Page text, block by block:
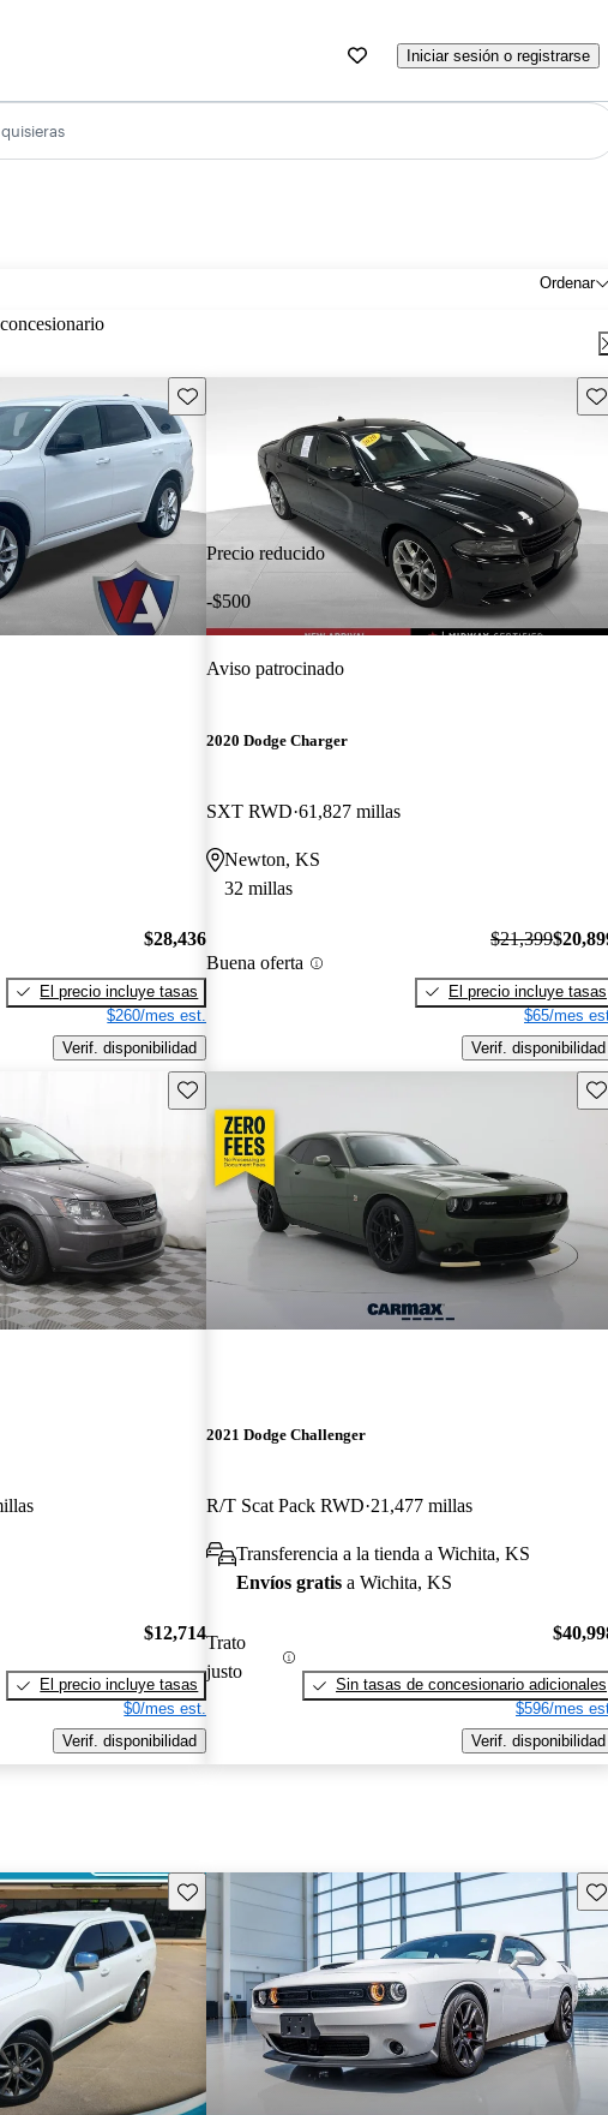
Iniciar sesión o registrarse
Ordenar
Guarda este Aviso
$28,436
El precio incluye tasas
$260/mes est.
Verif. disponibilidad
Precio reducido
-$500
Aviso patrocinado
2020 Dodge Charger
SXT RWD 61,827 millas
Newton, KS
32 millas
Buena oferta
$21,399
El precio incluye tasas
$65/mes
Verif. disponibilidad
Guarda este Aviso
$12,714
El precio incluye tasas
$0/mes est.
Verif. disponibilidad
2021 Dodge Challenger
R/T Scat Pack RWD 21,477 millas
Transferencia a la tienda a Wichita, KS
Envíos gratis a Wichita, KS
Trato
justo
Sin tasas de concesionario adicionales
$596/mes
Verif. disponibilidad
Guarda este Aviso